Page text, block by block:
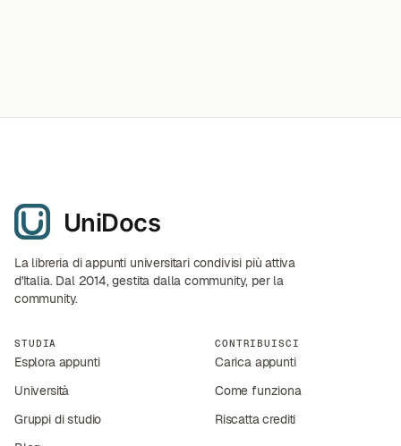
La libreria di appunti universitari condivisi più attiva
d'Italia. Dal 2014, gestita dalla community, per la
community.
STUDIA
Esplora appunti
Università
Gruppi di studio
CONTRIBUISCI
Carica appunti
Come funziona
Riscatta crediti